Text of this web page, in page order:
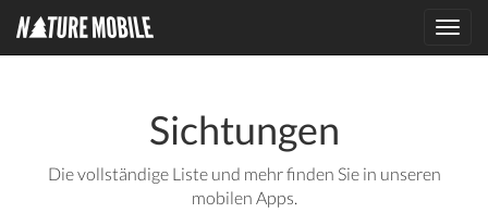
Sichtungen
Die vollständige Liste und mehr finden Sie in unseren
mobilen Apps.